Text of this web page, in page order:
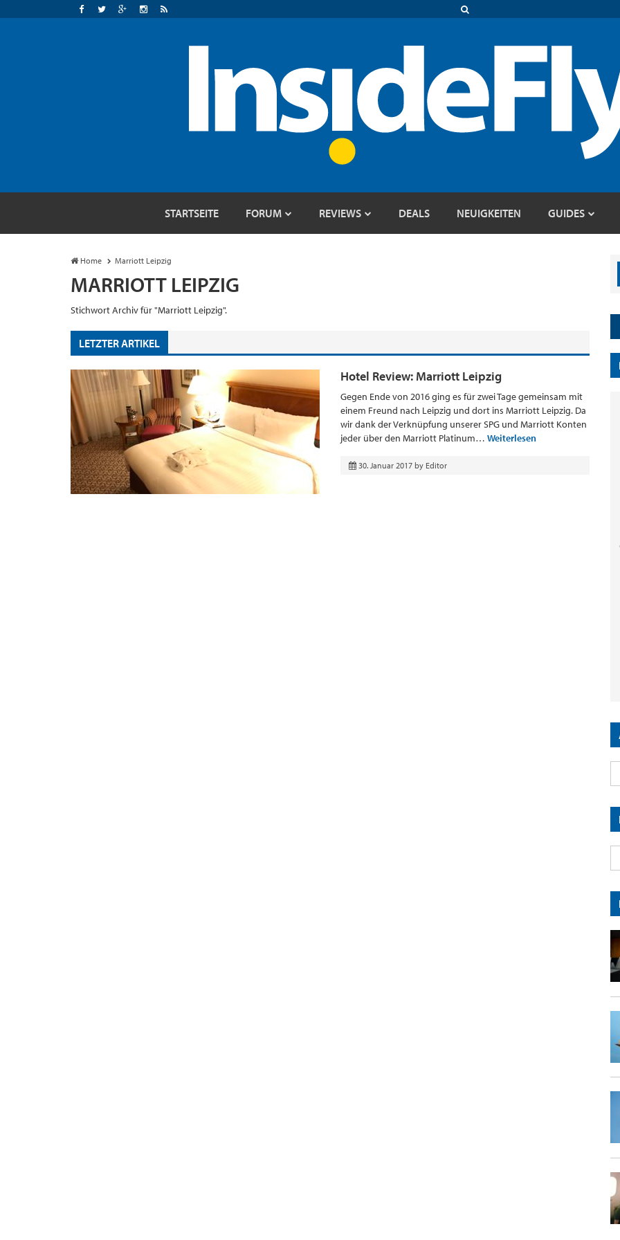
STARTSEITE FORUM REVIEWS DEALS NEUIGKEITEN GUIDES
Home Marriott Leipzig
MARRIOTT LEIPZIG
Stichwort Archiv für "Marriott Leipzig".
LETZTER ARTIKEL
Hotel Review: Marriott Leipzig
Gegen Ende von 2016 ging es für zwei Tage gemeinsam mit
einem Freund nach Leipzig und dort ins Marriott Leipzig. Da
wir dank der Verknüpfung unserer SPG und Marriott Konten
jeder über den Marriott Platinum… Weiterlesen
30. Januar 2017 by Editor